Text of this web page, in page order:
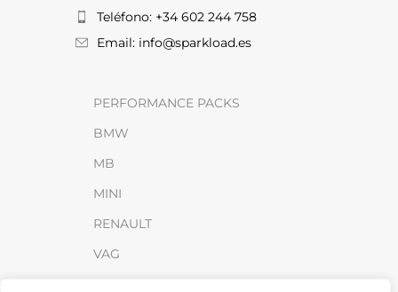
Teléfono: +34 602 244 758
Email: info@sparkload.es
PERFORMANCE PACKS
BMW
MB
MINI
RENAULT
VAG